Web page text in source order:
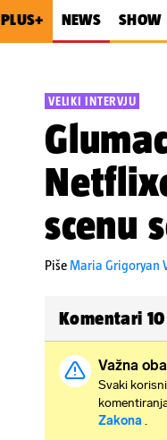
PLUS+ NEWS SHOW
VELIKI INTERVJU
scenu
PišeMaria Grigoryan
Komentari 10
Važna
Svaki
Zakona .